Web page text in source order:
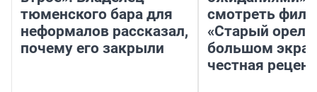
тюменского бара для
неформалов рассказал,
почему его закрыли
смотреть
«Старый орел»
большом
честная